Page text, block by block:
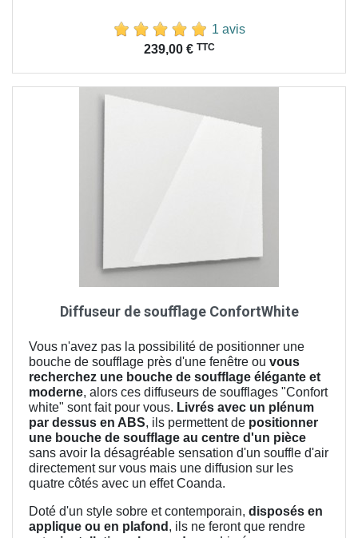
1 avis
239,00 € TTC
Diffuseur de soufflage ConfortWhite
Vous n'avez pas la possibilité de positionner une
bouche de soufflage près d'une fenêtre ou vous
recherchez une bouche de soufflage élégante et
moderne, alors ces diffuseurs de soufflages "Confort
white" sont fait pour vous. Livrés avec un plénum
par dessus en ABS, ils permettent de positionner
une bouche de soufflage au centre d'un pièce
sans avoir la désagréable sensation d'un souffle d'air
directement sur vous mais une diffusion sur les
quatre côtés avec un effet Coanda.
Doté d'un style sobre et contemporain, disposés en
applique ou en plafond , ils ne feront que rendre